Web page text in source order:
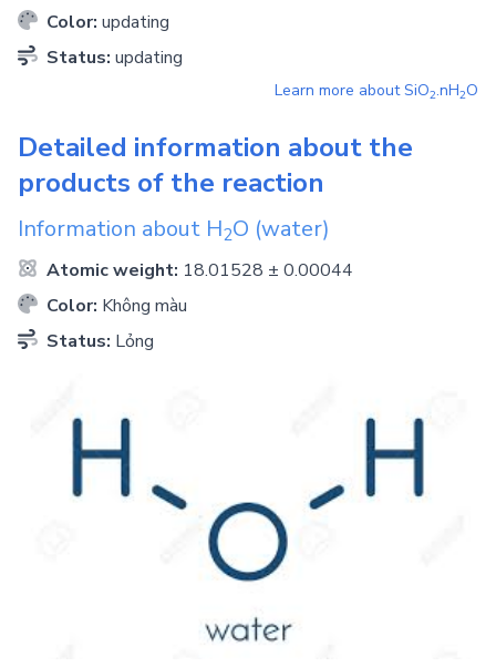
Color: updating
Status: updating
Learn more aboutSiO2.nH2O
Detailed information about the
products of the reaction
Information about H2O (water)
Atomic weight: 18.01528 ± 0.00044
Color: Không màu
Status: Lỏng